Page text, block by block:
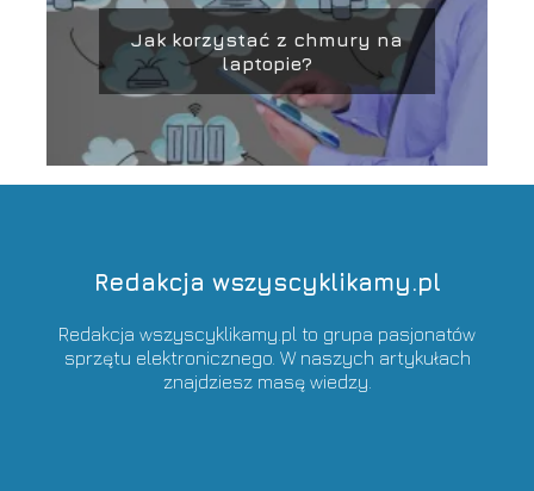
Jak korzystać z chmury na
laptopie?
Redakcja wszyscyklikamy.pl
Redakcja wszyscyklikamy.pl to grupa pasjonatów
sprzętu elektronicznego. W naszych artykułach
znajdziesz masę wiedzy.